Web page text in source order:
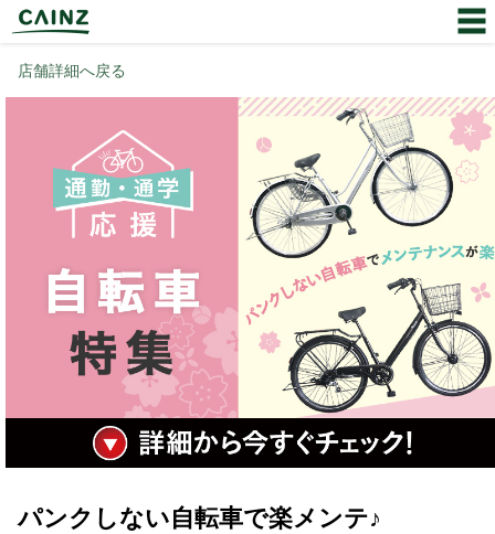
店舗詳細へ戻る
パンクしない自転車で楽メンテ♪